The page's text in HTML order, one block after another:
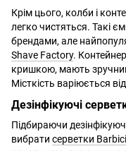
Крім цього, колби і
легко чистяться. Такі
брендами, але
Shave Factory.
кришкою, мають
Місткість варіюється
Дезінфікуючі
Підбираючи
вибрати серветки